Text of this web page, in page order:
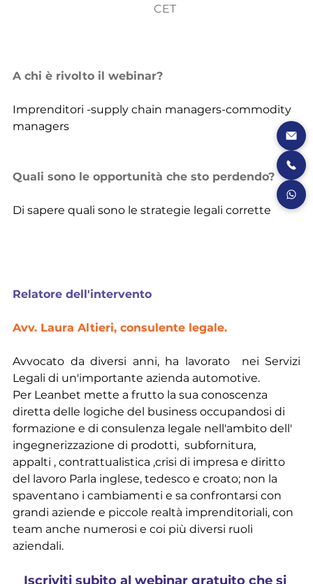
CET
A chi è rivolto il webinar?
Imprenditori -supply chain managers-commodity
managers
Quali sono le opportunità che sto perdendo?
Di sapere quali sono le strategie legali corrette
Relatore dell'intervento
Avv. Laura Altieri, consulente legale.
Avvocato da diversi anni, ha lavorato  nei Servizi
Legali di un'importante azienda automotive.
Per Leanbet mette a frutto la sua conoscenza
diretta delle logiche del business occupandosi di
formazione e di consulenza legale nell'ambito dell'
ingegnerizzazione di prodotti,  subfornitura,
appalti , contrattualistica ,crisi di impresa e diritto
del lavoro Parla inglese, tedesco e croato; non la
spaventano i cambiamenti e sa confrontarsi con
grandi aziende e piccole realtà imprenditoriali, con
team anche numerosi e coi più diversi ruoli
aziendali.
Iscriviti subito al webinar gratuito che si